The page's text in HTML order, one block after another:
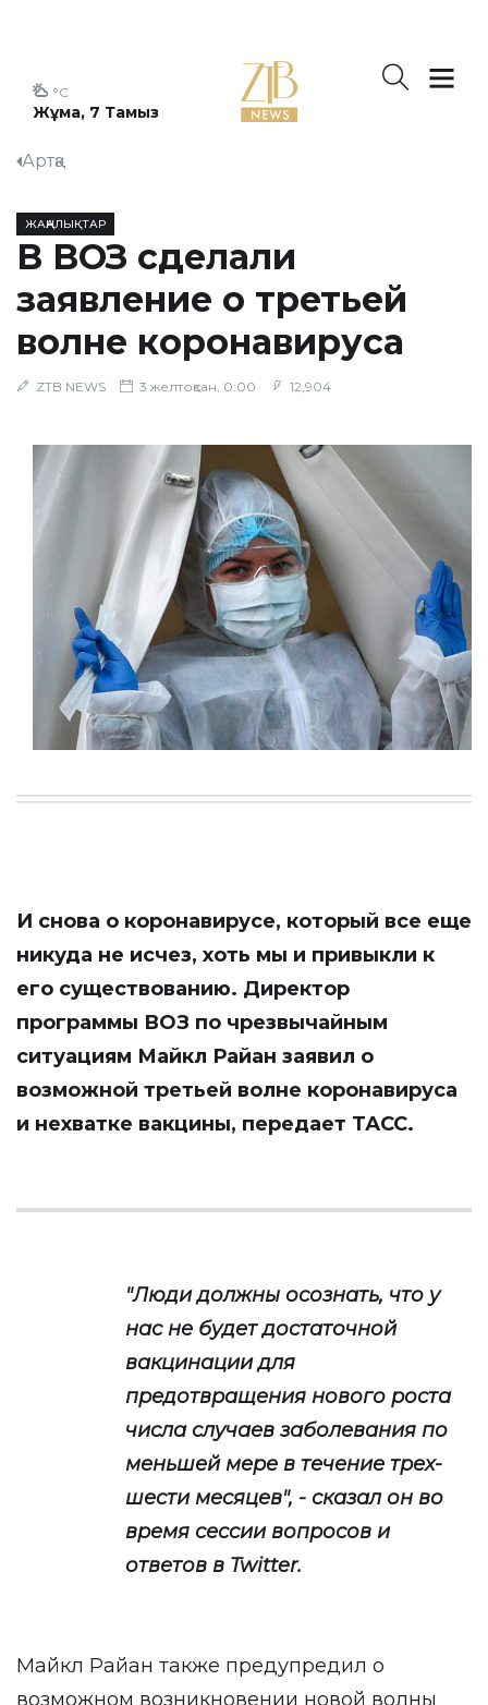
Жұма, 7 Тамыз
°C
Артқа
ЖАҢАЛЫҚТАР
В ВОЗ сделали
заявление о третьей
волне коронавируса
ZTB NEWS 3 желтоқсан, 0:00 12,904
И снова о коронавирусе, который все еще
никуда не исчез, хоть мы и привыкли к
его существованию. Директор
программы ВОЗ по чрезвычайным
ситуациям Майкл Райан заявил о
возможной третьей волне коронавируса
и нехватке вакцины, передает ТАСС.
"Люди должны осознать, что у
нас не будет достаточной
вакцинации для
предотвращения нового роста
числа случаев заболевания по
меньшей мере в течение трех-
шести месяцев", - сказал он во
время сессии вопросов и
ответов в Twitter.
Майкл Райан также предупредил о
возможном возникновении новой волны